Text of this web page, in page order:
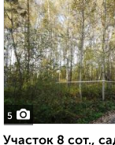
5
Участок 8 сот.,